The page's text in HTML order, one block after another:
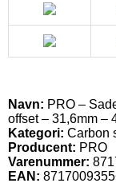
Navn: PRO –
offset – 31,6mm –
Kategori: Carbon
Producent: PRO
Varenummer:
EAN: